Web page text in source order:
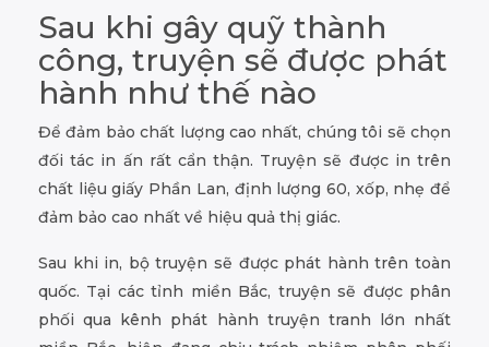
Sau khi gây quỹ thành
công, truyện sẽ được phát
hành như thế nào
Để đảm bảo chất lượng cao nhất, chúng tôi sẽ chọn
đối tác in ấn rất cẩn thận. Truyện sẽ được in trên
chất liệu giấy Phần Lan, định lượng 60, xốp, nhẹ để
đảm bảo cao nhất về hiệu quả thị giác.
Sau khi in, bộ truyện sẽ được phát hành trên toàn
quốc. Tại các tỉnh miền Bắc, truyện sẽ được phân
phối qua kênh phát hành truyện tranh lớn nhất